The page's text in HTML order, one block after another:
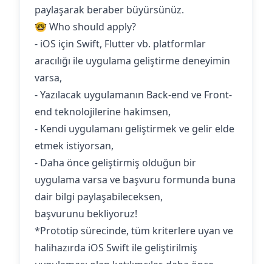
paylaşarak beraber büyürsünüz.
🤓 Who should apply?
- iOS için Swift, Flutter vb. platformlar
aracılığı ile uygulama geliştirme deneyimin
varsa,
- Yazılacak uygulamanın Back-end ve Front-
end teknolojilerine hakimsen,
- Kendi uygulamanı geliştirmek ve gelir elde
etmek istiyorsan,
- Daha önce geliştirmiş olduğun bir
uygulama varsa ve başvuru formunda buna
dair bilgi paylaşabileceksen,
başvurunu bekliyoruz!
*Prototip sürecinde, tüm kriterlere uyan ve
halihazırda iOS Swift ile geliştirilmiş